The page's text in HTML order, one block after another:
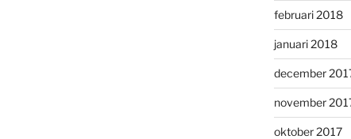
februari 2018
januari 2018
december
november
oktober 2017